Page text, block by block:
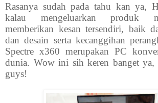
Rasanya sudah pada tahu kan ya,
kalau mengeluarkan produk
memberikan kesan tersendiri, baik
dan desain serta kecanggihan
Spectre x360 merupakan PC
dunia. Wow ini sih keren banget
guys!